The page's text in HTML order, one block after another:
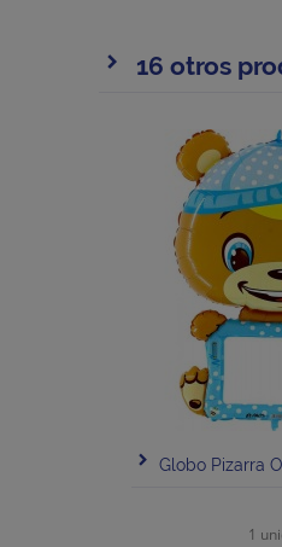
16 otros
Globo Pizarra
1